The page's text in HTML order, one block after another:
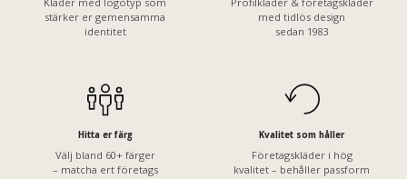
stärker er gemensamma
identitet
med tidlös design
sedan 1983
Hitta er färg
Välj bland 60+ färger
– matcha ert företags
Kvalitet som håller
Företagskläder i hög
kvalitet – behåller passform